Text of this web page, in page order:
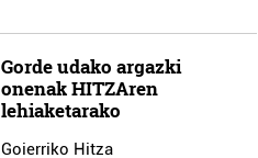
Gorde udako argazki
onenak HITZAren
lehiaketarako
Goierriko Hitza